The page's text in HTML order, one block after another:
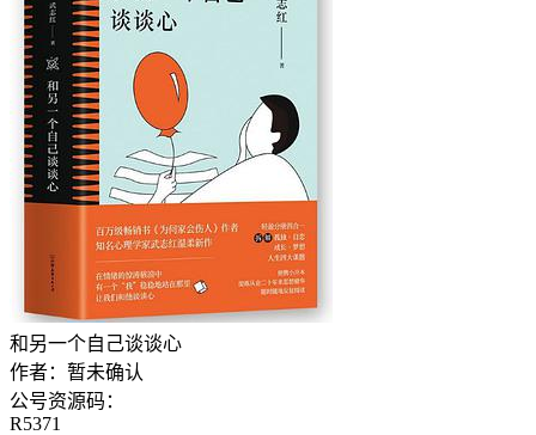
和另一个自己谈谈心
作者： 暂未确认
公号资源码：
R5371